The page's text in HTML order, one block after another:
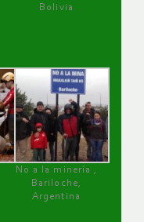
Bolivia
No a la minería ,
Bariloche,
Argentina